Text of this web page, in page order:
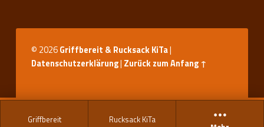
Griffbereit Rucksack KiTa
© 2026Griffbereit & Rucksack KiTa|
Datenschutzerklärung| Zurück zum Anfang ↑